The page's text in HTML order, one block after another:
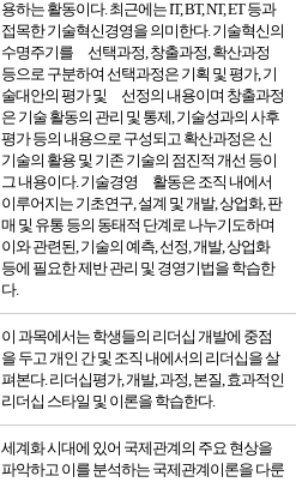
용하는 활동이다. 최근에는 IT, BT, NT, ET 등과
접목한 기술혁신경영을 의미한다. 기술혁신의
수명주기를 선택과정, 창출과정, 확산과정
등으로 구분하여 선택과정은 기획 및 평가, 기
술대안의 평가 및 선정의 내용이며 창출과정
은 기술 활동의 관리 및 통제, 기술성과의 사후
평가 등의 내용으로 구성되고 확산과정은 신
기술의 활용 및 기존 기술의 점진적 개선 등이
그 내용이다. 기술경영 활동은 조직 내에서
이루어지는 기초연구, 설계 및 개발, 상업화, 판
매 및 유통 등의 동태적 단계로 나누기도하며
이와 관련된, 기술의 예측, 선정, 개발, 상업화
등에 필요한 제반 관리 및 경영기법을 학습한
다.
이 과목에서는 학생들의 리더십 개발에 중점
을 두고 개인 간 및 조직 내에서의 리더십을 살
펴본다. 리더십평가, 개발, 과정, 본질, 효과적인
리더십 스타일 및 이론을 학습한다.
세계화 시대에 있어 국제관계의 주요 현상을
파악하고 이를 분석하는 국제관계이론을 다룬